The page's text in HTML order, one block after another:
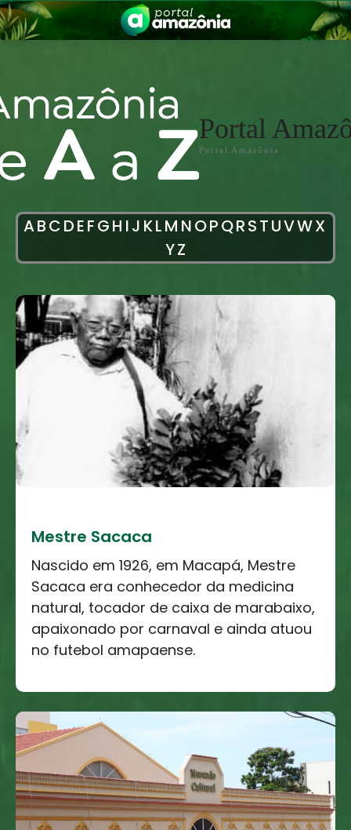
Amazônia
Portal
Portal Amazônia
ABCDEFGH IJ KLM NOPQRSTUVWX
YZ
Mestre Sacaca
Nascido em 1926, em Macapá, Mestre
Sacaca era conhecedor da medicina
natural, tocador de caixa de marabaixo,
apaixonado por carnaval e ainda atuou
no futebol amapaense.